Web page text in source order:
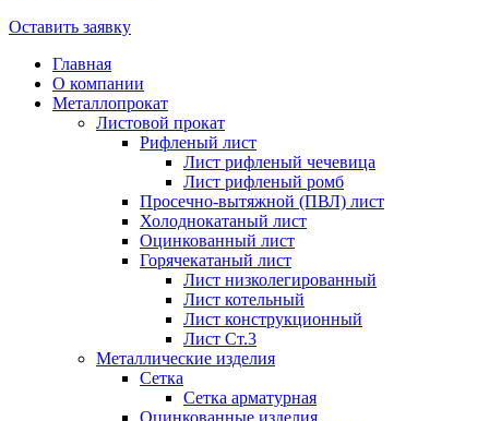
Оставить заявку
Главная
О компании
Металлопрокат
Листовой прокат
Рифленый лист
Лист рифленый чечевица
Лист рифленый ромб
Просечно-вытяжной (ПВЛ) лист
Холоднокатаный лист
Оцинкованный лист
Горячекатаный лист
Лист низколегированный
Лист котельный
Лист конструкционный
Лист Ст.3
Металлические изделия
Сетка
Сетка арматурная
Оцинкованные изделия